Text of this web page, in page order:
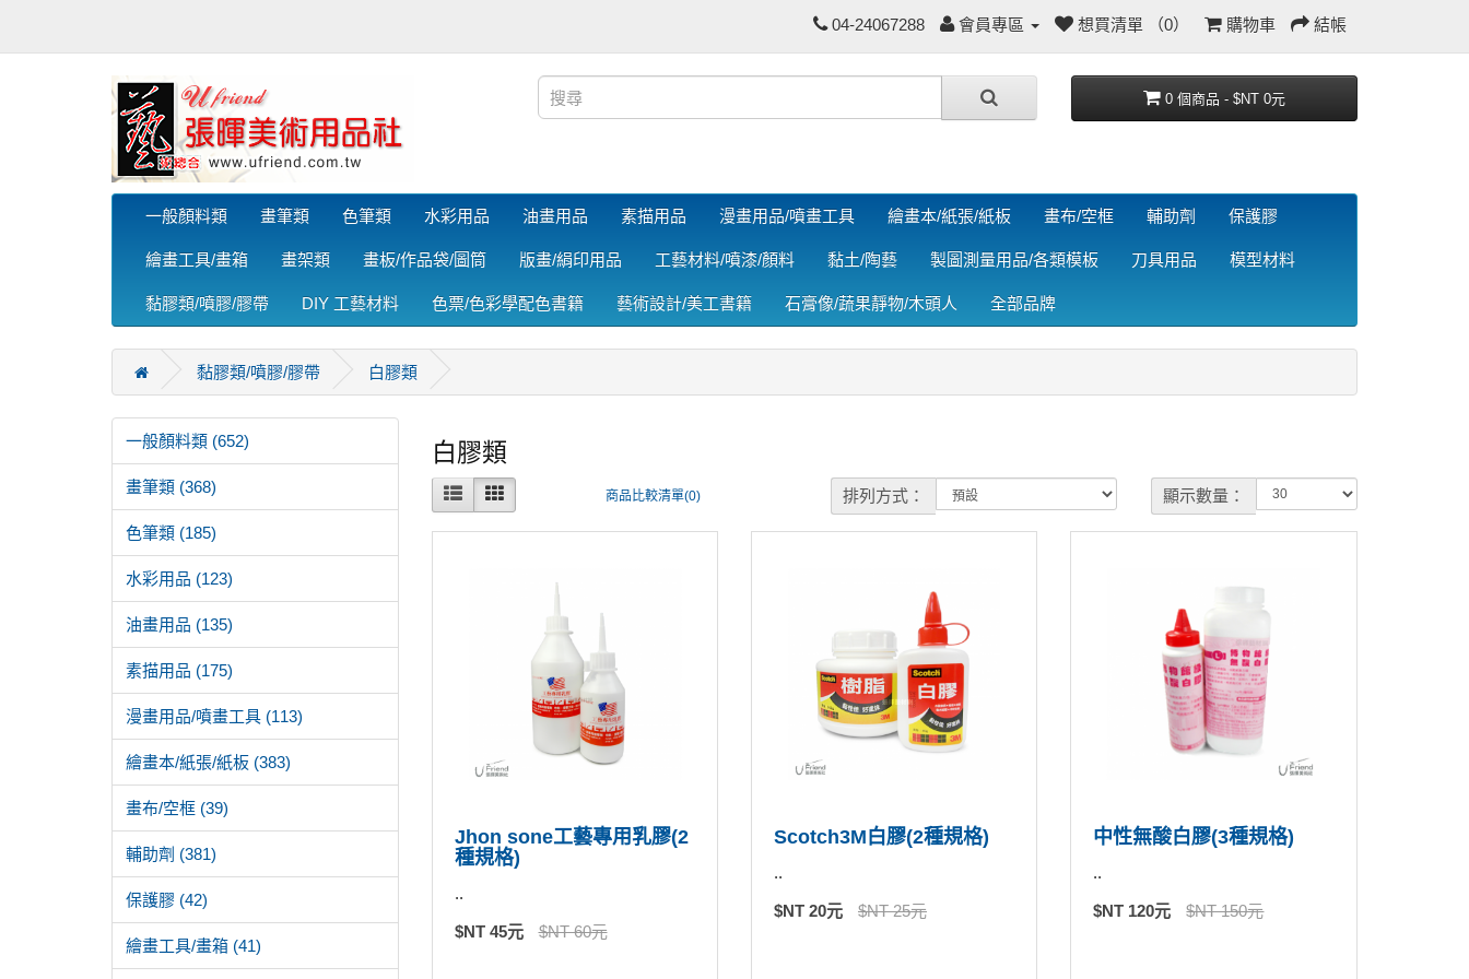
04-24067288 會員專區 想買清單 （0） 購物車 結帳
0 個商品 - $NT 0元
一般顏料類 畫筆類 色筆類 水彩用品 油畫用品 素描用品 漫畫用品/噴畫工具 繪畫本/紙張/紙板 畫布/空框 輔助劑 保護膠
繪畫工具/畫箱 畫架類 畫板/作品袋/圖筒 版畫/絹印用品 工藝材料/噴漆/顏料 黏土/陶藝 製圖測量用品/各類模板 刀具用品 模型材料
黏膠類/噴膠/膠帶 DIY 工藝材料 色票/色彩學配色書籍 藝術設計/美工書籍 石膏像/蔬果靜物/木頭人 全部品牌
黏膠類/噴膠/膠帶 白膠類
一般顏料類 (652)
畫筆類 (368)
色筆類 (185)
水彩用品 (123)
油畫用品 (135)
素描用品 (175)
漫畫用品/噴畫工具 (113)
繪畫本/紙張/紙板 (383)
畫布/空框 (39)
輔助劑 (381)
保護膠 (42)
繪畫工具/畫箱 (41)
白膠類
商品比較清單(0) 排列方式： 顯示數量：
Jhon sone工藝專用乳膠(2
種規格)
..
$NT 45元 $NT 60元
Scotch3M白膠(2種規格)
..
$NT 20元 $NT 25元
中性無酸白膠(3種規格)
..
$NT 120元 $NT 150元